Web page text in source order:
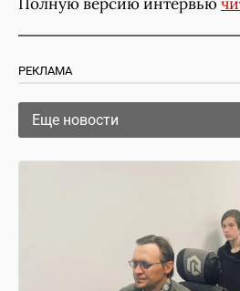
РЕКЛАМА
Еще новости